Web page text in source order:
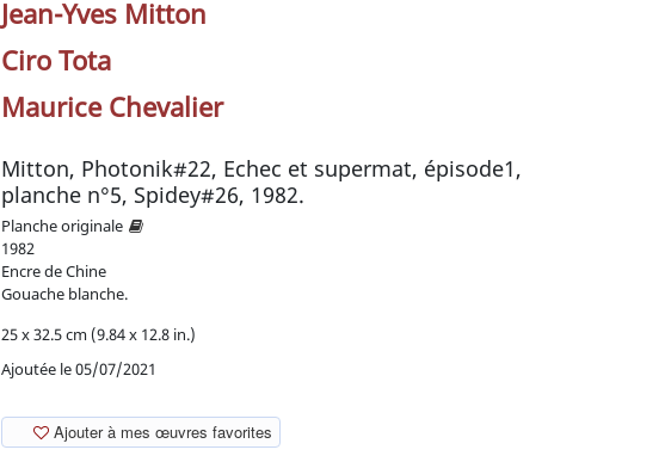
Jean-Yves Mitton
Ciro Tota
Maurice Chevalier
Mitton, Photonik#22, Echec et supermat, épisode1,
planche n°5, Spidey#26, 1982.
Planche originale
1982
Encre de Chine
Gouache blanche.
25 x 32.5 cm (9.84 x 12.8 in.)
Ajoutée le 05/07/2021
Ajouter à mes œuvres favorites